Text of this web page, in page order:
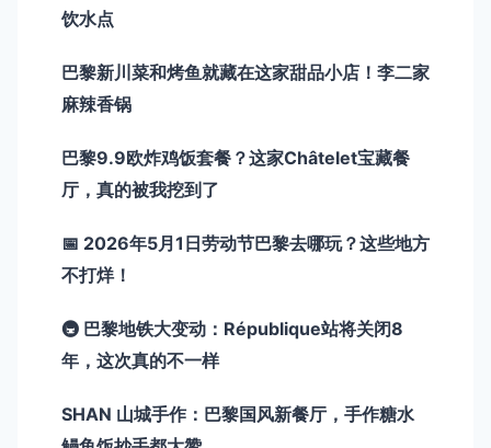
饮水点
巴黎新川菜和烤鱼就藏在这家甜品小店！李二家
麻辣香锅
巴黎9.9欧炸鸡饭套餐？这家Châtelet宝藏餐
厅，真的被我挖到了
📅 2026年5月1日劳动节巴黎去哪玩？这些地方
不打烊！
🚇 巴黎地铁大变动：République站将关闭8
年，这次真的不一样
SHAN 山城手作：巴黎国风新餐厅，手作糖水